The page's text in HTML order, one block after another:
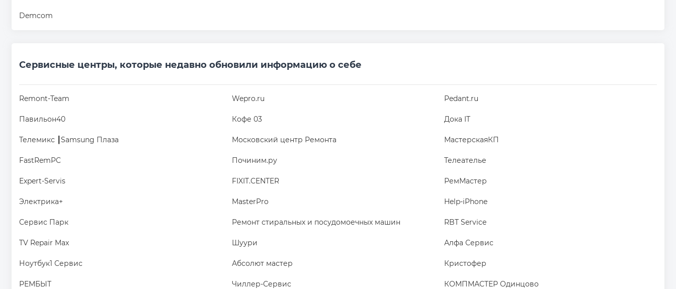
Demcom
Сервисные центры, которые недавно обновили информацию о себе
Remont-Team Wepro.ru Pedant.ru
Павильон40 Кофе 03 Дока IT
Телемикс ┃Samsung Плаза Московский центр Ремонта МастерскаяКП
FastRemPC Починим.ру Телеателье
Expert-Servis FIXIT.CENTER РемМастер
Электрика+ MasterPro Help-iPhone
Сервис Парк Ремонт стиральных и посудомоечных машин RBT Service
TV Repair Max Шуури Алфа Сервис
Ноутбук1 Сервис Абсолют мастер Кристофер
РЕМБЫТ Чиллер-Сервис КОМПМАСТЕР Одинцово